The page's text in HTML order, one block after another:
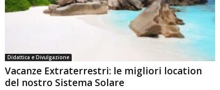
Didattica e Divulgazione
Vacanze Extraterrestri: le migliori location
del nostro Sistema Solare